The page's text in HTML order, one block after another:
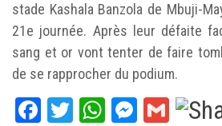
stade Kashala Banzola de Mbuji-
21e journée. Après leur défaite
sang et or vont tenter de faire
de se rapprocher du podium.
Facebook
TwitterWhatsApp